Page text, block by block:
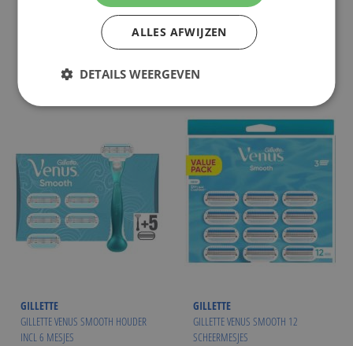
WINKELMANDJE
Op voorraad
Vanaf € 26,98
WINKELMANDJE
Op voorraad
GILLETTE
GILLETTE VENUS SMOOTH HOUDER
INCL 6 MESJES
GILLETTE
GILLETTE VENUS SMOOTH 12
SCHEERMESJES
ALLES AFWIJZEN
DETAILS WEERGEVEN